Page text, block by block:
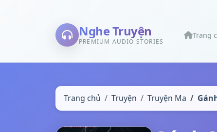
Nghe Truyện
PREMIUM AUDIO STORIES
Trang
Trang chủ Truyện Truyện Ma